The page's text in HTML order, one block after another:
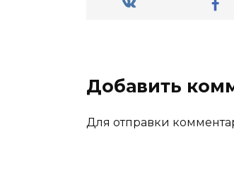
Добавить
Для отправки